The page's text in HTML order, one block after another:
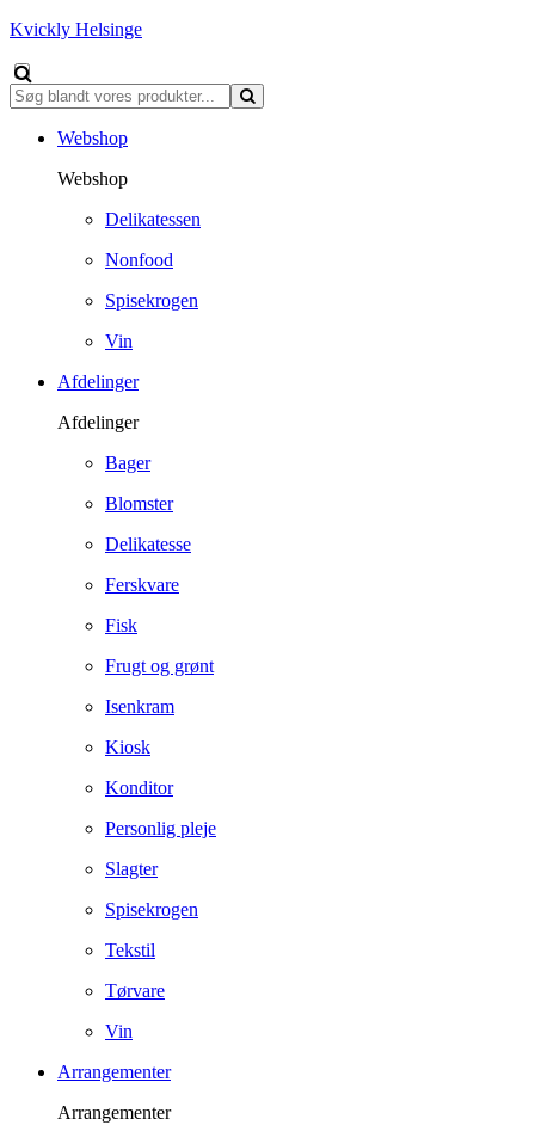
Kvickly Helsinge
Webshop
Webshop
Delikatessen
Nonfood
Spisekrogen
Vin
Afdelinger
Afdelinger
Bager
Blomster
Delikatesse
Ferskvare
Fisk
Frugt og grønt
Isenkram
Kiosk
Konditor
Personlig pleje
Slagter
Spisekrogen
Tekstil
Tørvare
Vin
Arrangementer
Arrangementer